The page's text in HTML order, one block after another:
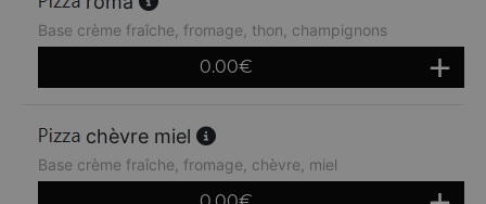
Base crème fraîche, fromage, thon, champignons
0.00€
chèvre miel
Base crème fraîche, fromage, chèvre, miel